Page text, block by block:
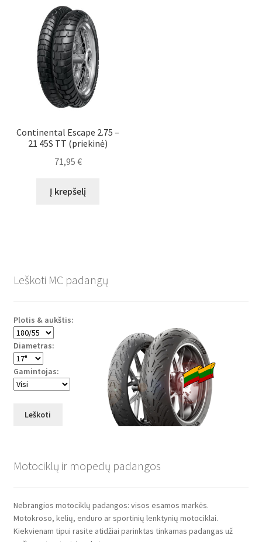
Continental Escape 2.75 –
21 45S TT (priekinė)
71,95 €
Į krepšelį
Leškoti MC padangų
Plotis & aukštis:
Diametras:
Gamintojas:
Leškoti
Motociklų ir mopedų padangos
Nebrangios motociklų padangos: visos esamos markės.
Motokroso, kelių, enduro ar sportinių lenktynių motociklai.
Kiekvienam tipui rasite atidžiai parinktas tinkamas padangas už